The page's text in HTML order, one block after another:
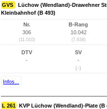
GVS
Lüchow (Wendland)-Drawehner
Kleinbahnhof (B 493)
Nr.
306
(11.010)
B-Rang
10.042
(7.638)
DTV
-
SV
-
(-)
Infos...
L 261 KVP Lüchow (Wendland)-Plate